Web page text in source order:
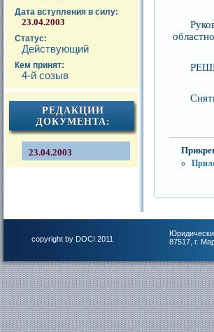
Дата вступления в силу:
23.04.2003
Статус:
Действующий
Кем принят:
4-й созыв
РЕДАКЦИИ
ДОКУМЕНТА:
23.04.2003
copyright by DOCI 2011
87517, г.